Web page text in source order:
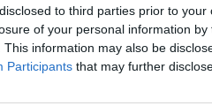
to third parties prior to
of your personal information
This information may also be
Participants that may further